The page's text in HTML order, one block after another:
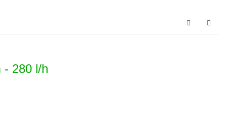
- 280 l/h